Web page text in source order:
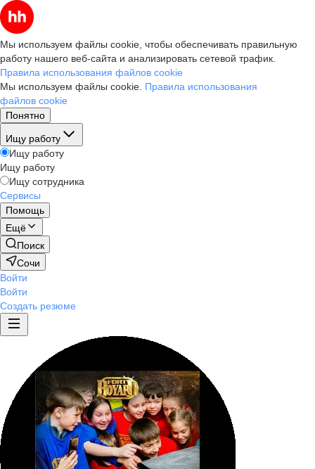
Мы используем файлы cookie, чтобы обеспечивать правильную
работу нашего веб-сайта и анализировать сетевой трафик.
Правила использования файлов cookie
Мы используем файлы cookie. Правила использования
файлов cookie
Понятно
Ищу работу
Ищу работу
Ищу работу
Ищу сотрудника
Сервисы
Помощь
Ещё
Поиск
Сочи
Войти
Войти
Создать резюме